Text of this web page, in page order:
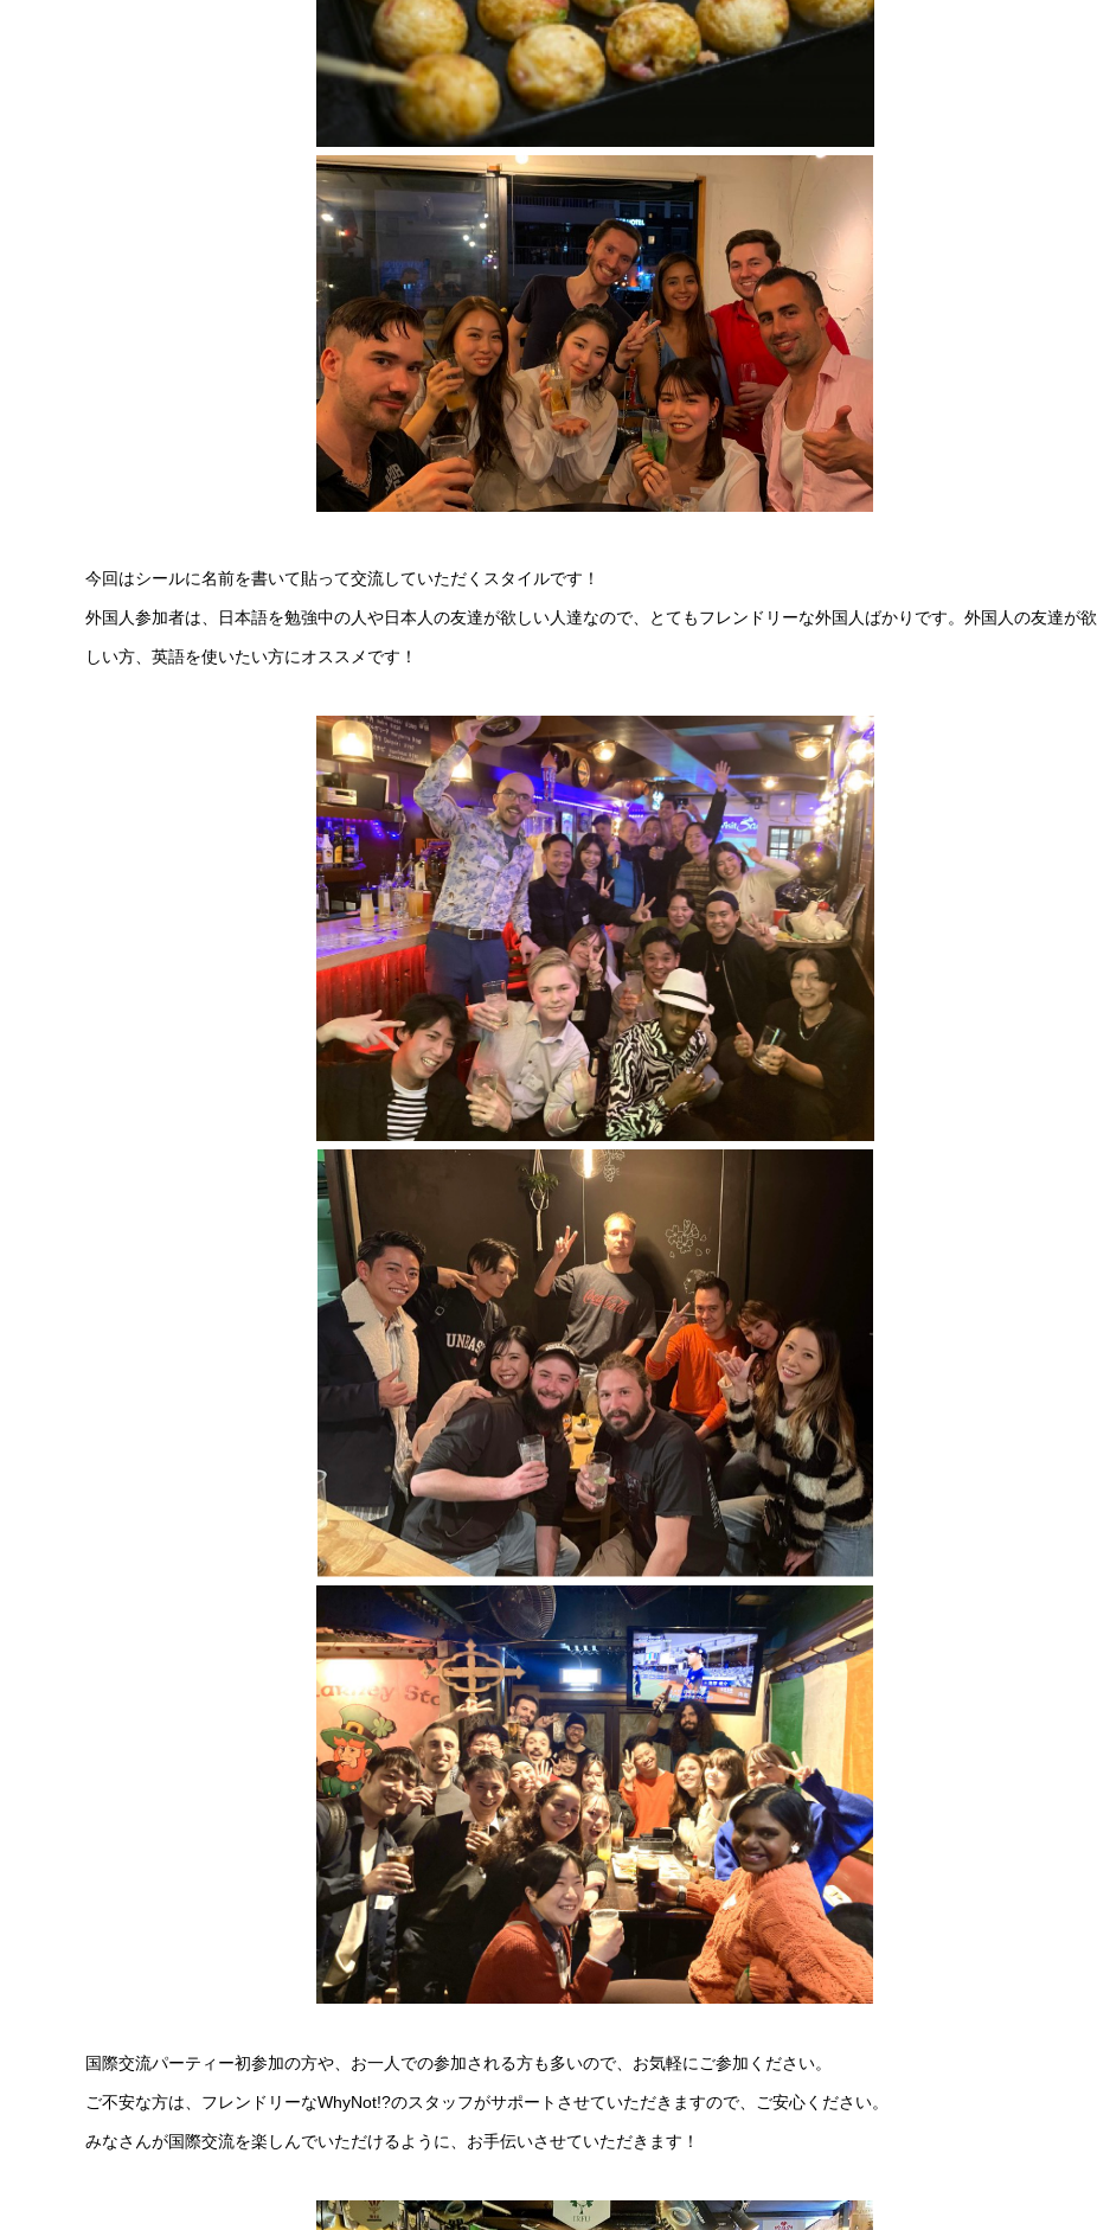
今回はシールに名前を書いて貼って交流していただくスタイルです！
外国人参加者は、日本語を勉強中の人や日本人の友達が欲しい人達なので、とてもフレンドリーな外国人ばかりです。外国人の友達が欲
しい方、英語を使いたい方にオススメです！
国際交流パーティー初参加の方や、お一人での参加される方も多いので、お気軽にご参加ください。
ご不安な方は、フレンドリーなWhyNot!?のスタッフがサポートさせていただきますので、ご安心ください。
みなさんが国際交流を楽しんでいただけるように、お手伝いさせていただきます！